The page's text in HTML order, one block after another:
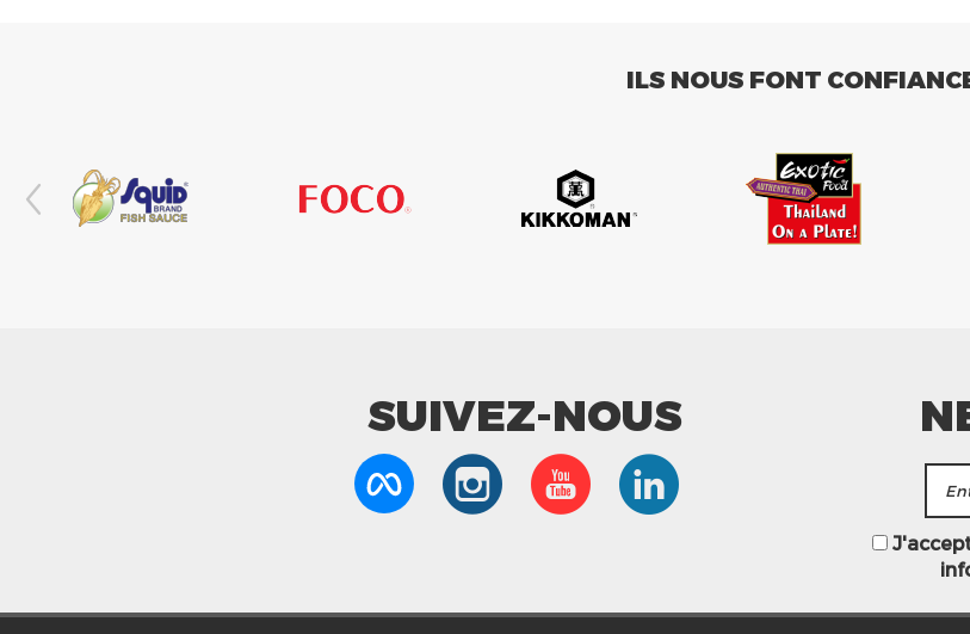
ILS NOUS FONT
SUIVEZ-NOUS